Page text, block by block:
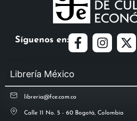
Síguenos en:
Librería México
libreria@fce.com.co
Calle 11 No. 5 - 60 Bogotá, Colombia